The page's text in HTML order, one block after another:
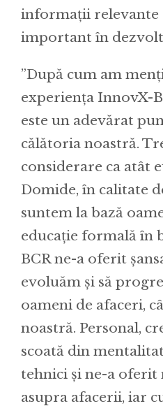
informații relevante
important în
”După cum am
experiența InnovX-
este un adevărat
călătoria noastră.
considerare ca atât
Domide, în calitate
suntem la bază
educație formală în
BCR ne-a oferit
evoluăm și să
oameni de afaceri,
noastră. Personal,
scoată din
tehnici și ne-a oferit
asupra afacerii, iar